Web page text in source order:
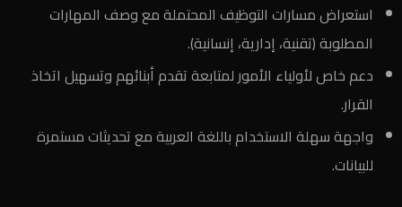
استعراض مسارات التوظيف المحتملة مع وصف المهارات
المطلوبة (تقنية، إدارية، إنسانية).
دعم خاص لأولياء الأمور لمتابعة تقدم أبنائهم وتسهيل اتخاذ
القرار.
واجهة سهلة الاستخدام باللغة العربية مع تحديثات مستمرة
للبيانات.